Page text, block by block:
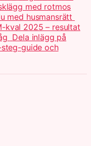
med rotmos
med husmansrätt
kval 2025 – resultat
Dela inlägg på
guide och